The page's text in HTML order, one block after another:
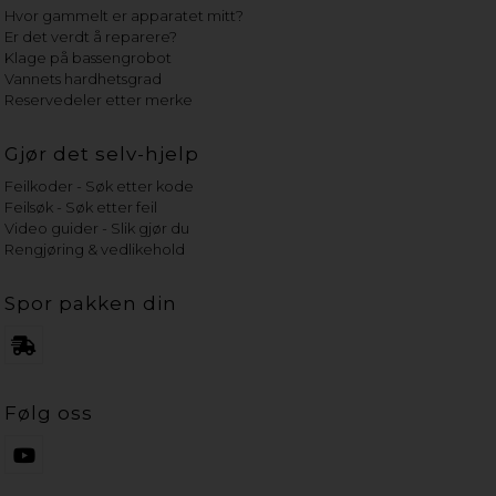
Hvor gammelt er apparatet mitt?
Er det verdt å reparere?
Klage på bassengrobot
Vannets hardhetsgrad
Reservedeler etter merke
Gjør det selv-hjelp
Feilkoder - Søk etter kode
Feilsøk - Søk etter feil
Video guider - Slik gjør du
Rengjøring & vedlikehold
Spor pakken din
Følg oss